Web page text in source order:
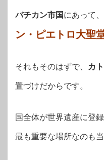
バチカン市国にあって
ン・ピエトロ大聖
それもそのはずで、 カ
置づけだからです。
国全体が世界遺産に登
最も重要な場所なのも当